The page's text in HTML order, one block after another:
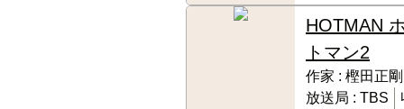
HOTMAN
トマン2
作家 : 樫田正剛
放送局 : TBS